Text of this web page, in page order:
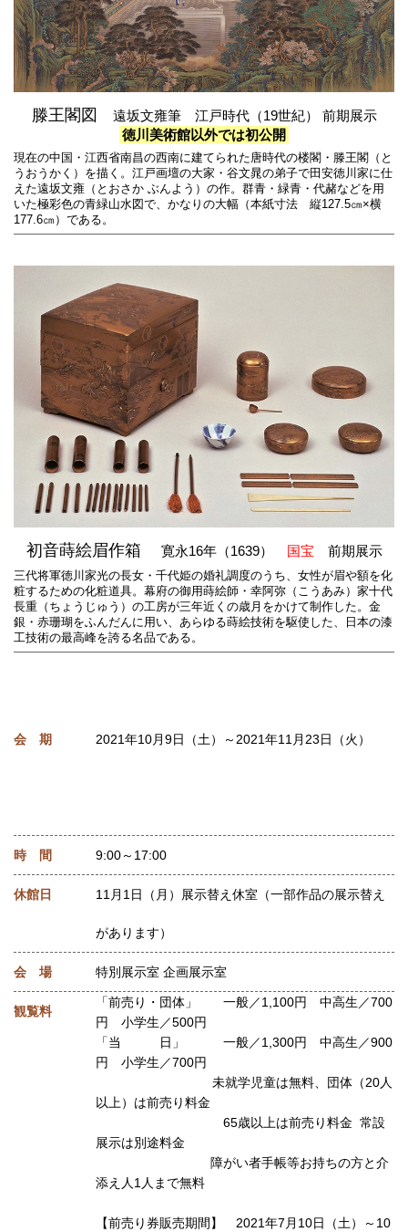
滕王閣図
遠坂文雍筆 江戸時代（19世紀） 前期展示
徳川美術館以外では初公開
現在の中国・江西省南昌の西南に建てられた唐時代の楼閣・滕王閣（と
うおうかく）を描く。江戸画壇の大家・谷文晁の弟子で田安徳川家に仕
えた遠坂文雍（とおさか ぶんよう）の作。群青・緑青・代赭などを用
いた極彩色の青緑山水図で、かなりの大幅（本紙寸法 縦127.5㎝×横
177.6㎝）である。
初音蒔絵眉作箱 寛永16年（1639） 国宝 前期展示
三代将軍徳川家光の長女・千代姫の婚礼調度のうち、女性が眉や額を化
粧するための化粧道具。幕府の御用蒔絵師・幸阿弥（こうあみ）家十代
長重（ちょうじゅう）の工房が三年近くの歳月をかけて制作した。金
銀・赤珊瑚をふんだんに用い、あらゆる蒔絵技術を駆使した、日本の漆
工技術の最高峰を誇る名品である。
会 期 2021年10月9日（土）～2021年11月23日（火）
時 間 9:00～17:00
休館日 11月1日（月）展示替え休室（一部作品の展示替え
があります）
会 場 特別展示室 企画展示室
観覧料
「前売り・団体」 一般／1,100円 中高生／700
円 小学生／500円
「当 日」 一般／1,300円 中高生／900
円 小学生／700円
未就学児童は無料、団体（20人
以上）は前売り料金
65歳以上は前売り料金 常設
展示は別途料金
障がい者手帳等お持ちの方と介
添え人1人まで無料
【前売り券販売期間】 2021年7月10日（土）～10